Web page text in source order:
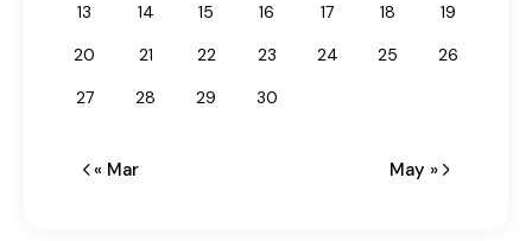
13
14 15 16 17 18
19
20
21 22 23 24 25
26
27
28 29 30
« Mar May »